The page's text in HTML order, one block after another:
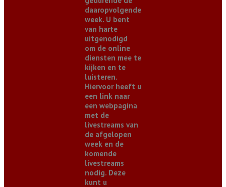
daaropvolgende
week. U bent
van harte
uitgenodigd
om de online
diensten mee te
kijken en te
luisteren.
Hiervoor heeft u
een link naar
een webpagina
met de
livestreams van
de afgelopen
week en de
komende
livestreams
nodig. Deze
kunt u